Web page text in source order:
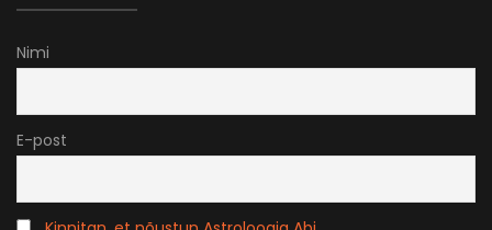
Nimi
E-post